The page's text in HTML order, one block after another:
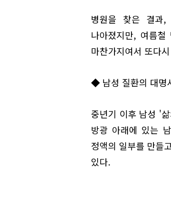
병원을 찾은 결과
나아졌지만, 여름
마찬가지여서 또다
◆ 남성 질환의 대명
중년기 이후 남성 '
방광 아래에 있는
정액의 일부를 만들
있다.